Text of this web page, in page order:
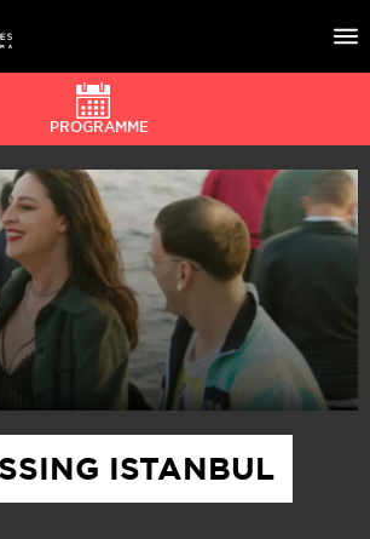
À L’AFFICHE
ÉVÉNEMENTS
CAFÉ DU CINÉ
PRATIQUE
AUX IMAGES
ISTANBUL
PROGRAMME